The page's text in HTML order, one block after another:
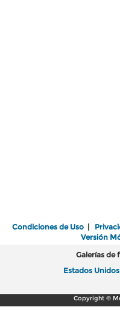
Condiciones de Uso |
Versión
Galerías de
Estados Unidos
Copyright ©